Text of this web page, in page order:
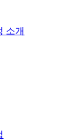
소개